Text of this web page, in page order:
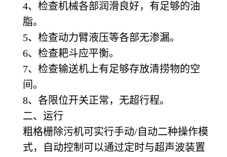
4、检查机械各部润滑良好，有足够的油
脂。
5、检查动力臂液压等各部无渗漏。
6、检查耙斗应平衡。
7、检查输送机上有足够存放清捞物的空
间。
8、各限位开关正常，无超行程。
二、运行
粗格栅除污机可实行手动/自动二种操作模
式，自动控制可以通过定时与超声波装置